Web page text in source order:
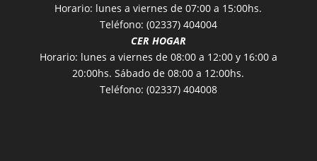
Horario: lunes a viernes de 07:00 a 15:00hs.
Teléfono: (02337) 404004
CER HOGAR
Horario: lunes a viernes de 08:00 a 12:00 y 16:00 a
20:00hs. Sábado de 08:00 a 12:00hs.
Teléfono: (02337) 404008